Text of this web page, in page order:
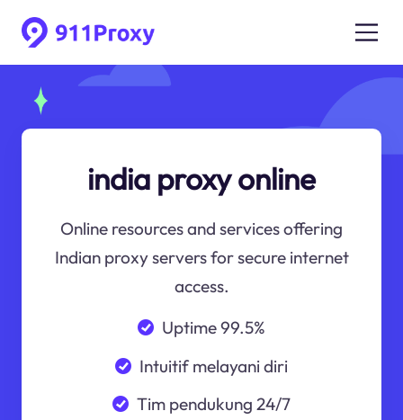
india proxy online
Online resources and services offering
Indian proxy servers for secure internet
access.
Uptime 99.5%
Intuitif melayani diri
Tim pendukung 24/7